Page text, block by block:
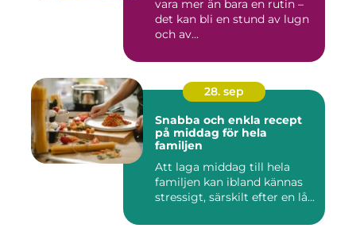
vara mer än bara en rutin –
det kan bli en stund av lugn
och av...
28. sep
Snabba och enkla recept
på middag för hela
familjen
Att laga middag till hela
familjen kan ibland kännas
stressigt, särskilt efter en lå...